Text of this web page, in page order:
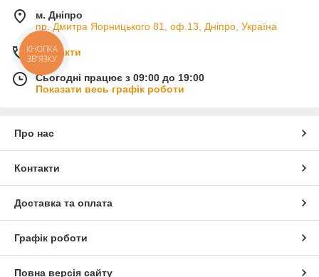
м. Дніпро
пр. Дмитра Яорницького 81, оф.13, Дніпро, Україна
Контакти
Сьогодні працює з 09:00 до 19:00
Показати весь графік роботи
Про нас
Контакти
Доставка та оплата
Графік роботи
Повна версія сайту
КНОПКА
ЗВ'ЯЗКУ